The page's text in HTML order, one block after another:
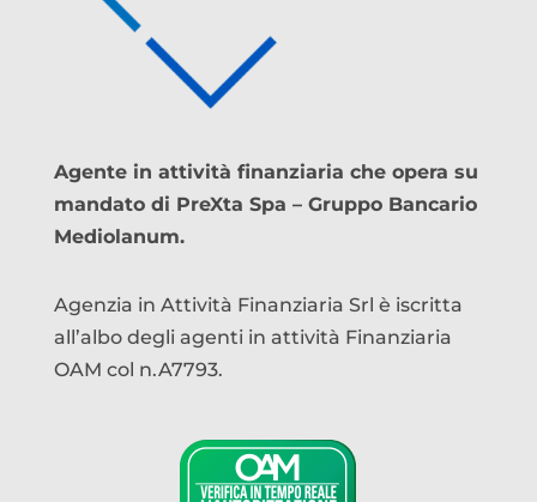
Agente in attività finanziaria che opera su
mandato di PreXta Spa – Gruppo Bancario
Mediolanum.
Agenzia in Attività Finanziaria Srl è iscritta
all’albo degli agenti in attività Finanziaria
OAM col n.A7793.